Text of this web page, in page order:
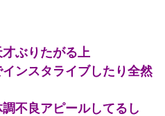
ぶりたがる上
ンスタライブしたり全然
不良アピールしてるし